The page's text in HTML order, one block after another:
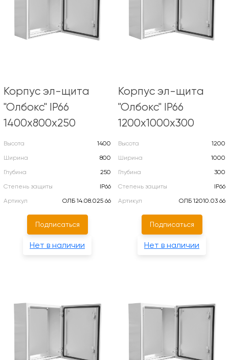
Корпус эл-щита
"Олбокс" IP66
1400х800х250
Высота
1400
Ширина
800
Глубина
250
Степень защиты
IP66
Артикул
ОЛБ 14.08.025 66
Подписаться
Нет в наличии
Корпус эл-щита
"Олбокс" IP66
1200х1000х300
Высота
1200
Ширина
1000
Глубина
300
Степень защиты
IP66
Артикул
ОЛБ 12010.03 66
Подписаться
Нет в наличии